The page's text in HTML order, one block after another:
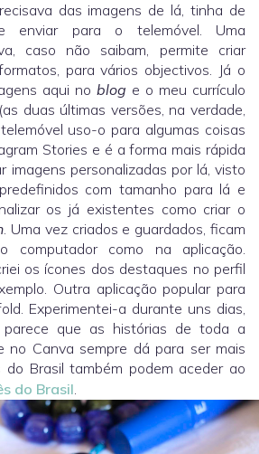
das imagens de lá, tinha de
enviar para o telemóvel. Uma
caso não saibam, permite criar
para vários objectivos. Já o
aqui no blog e o meu currículo
duas últimas versões, na verdade,
uso-o para algumas coisas
Stories e é a forma mais rápida
imagens personalizadas por lá, visto
predefinidos com tamanho para lá e
os já existentes como criar o
. Uma vez criados e guardados, ficam
computador como na aplicação.
os ícones dos destaques no perfil
Outra aplicação popular para
Experimentei-a durante uns dias,
parece que as histórias de toda a
no Canva sempre dá para ser mais
do Brasil também podem aceder ao
do Brasil.